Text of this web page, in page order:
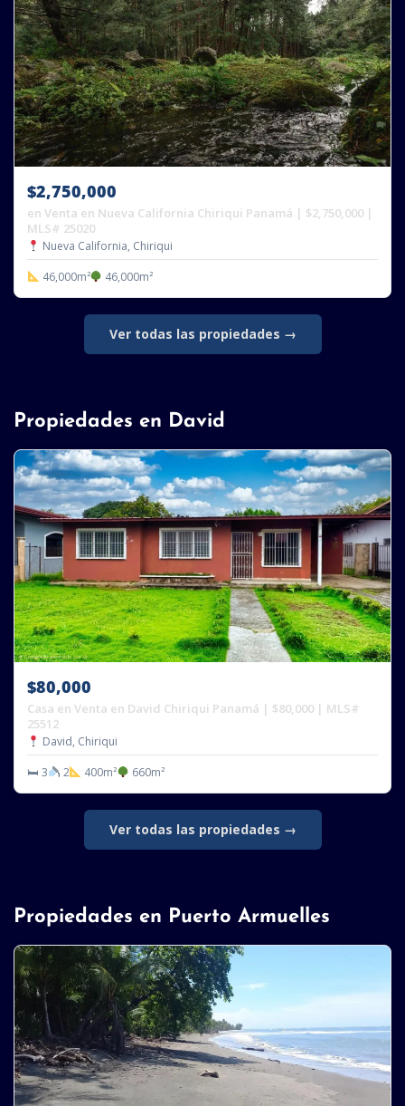
$2,750,000
en Venta en Nueva California Chiriqui Panamá | $2,750,000 |
MLS# 25020
Nueva California, Chiriqui
46,000m²
46,000m²
Ver todas las propiedades →
Propiedades en David
$80,000
Casa en Venta en David Chiriqui Panamá | $80,000 | MLS#
25512
David, Chiriqui
🛏 3
2 400m² 660m²
Ver todas las propiedades →
Propiedades en Puerto Armuelles